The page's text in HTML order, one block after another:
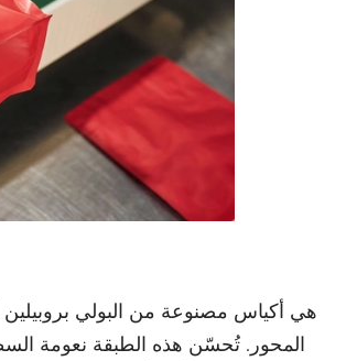
المحور. تُحسّن هذه الطبقة نعومة